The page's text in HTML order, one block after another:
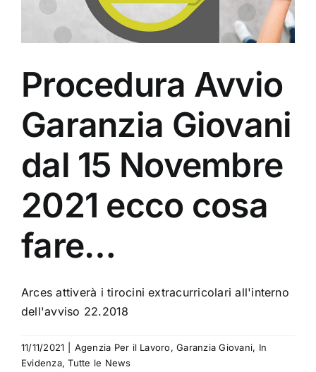
Procedura Avvio
Garanzia Giovani
dal 15 Novembre
2021 ecco cosa
fare…
Arces attiverà i tirocini extracurricolari all'interno
dell'avviso 22.2018
11/11/2021 Agenzia Per il Lavoro,Garanzia Giovani, In
Evidenza,Tutte le News